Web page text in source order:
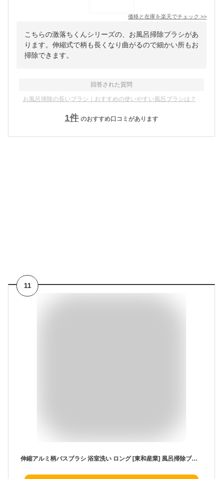
価格と在庫を楽天でチェック >>
こちらの激落ちくんシリーズの、お風呂掃除ブラシがあ
ります。伸縮式で柄も長くなり曲がるので細かい所もお
掃除できます。
回答された質問
お風呂掃除の長いブラシ｜おすすめの使いやすい風呂ブラシは？
1件 のおすすめ口コミがあります
11
伸縮アルミ柄バスブラシ 浴室洗い ロング [東和産業] 風呂掃除ブラシ お風呂ブラシ バスブラシ お風呂 浴室 風呂用 浴室用 柄付 伸縮 掃除 ブラシ 角度調整 フック付 ハンディ【ポイント10倍】【e暮らしR】ONO